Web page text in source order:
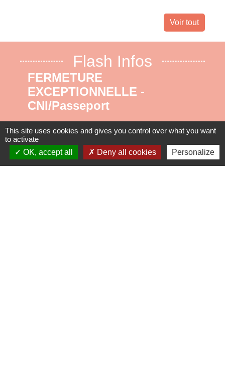
Voir tout
Flash Infos
FERMETURE
EXCEPTIONNELLE -
CNI/Passeport
Du 17 au 31 août 2026 inclus. Nous
vous remercions pour votre
compréhension.
This site uses cookies and gives you control over what you want
to activate
OK, accept all
Deny all cookies Personalize